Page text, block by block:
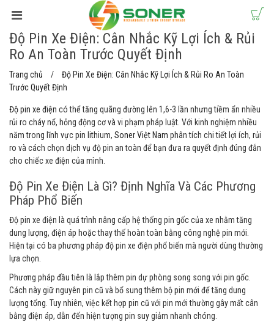
Độ Pin Xe Điện: Cân Nhắc Kỹ Lợi Ích & Rủi
Ro An Toàn Trước Quyết Định
Trang chủ
Độ Pin Xe Điện: Cân Nhắc Kỹ Lợi Ích & Rủi Ro An Toàn
Trước Quyết Định
Độ pin xe điện có thể tăng quãng đường lên 1,6-3 lần nhưng tiềm ẩn nhiều
rủi ro cháy nổ, hỏng động cơ và vi phạm pháp luật. Với kinh nghiệm nhiều
năm trong lĩnh vực pin lithium, Soner Việt Nam phân tích chi tiết lợi ích, rủi
ro và cách chọn dịch vụ độ pin an toàn để bạn đưa ra quyết định đúng đắn
cho chiếc xe điện của mình.
Độ Pin Xe Điện Là Gì? Định Nghĩa Và Các Phương
Pháp Phổ Biến
Độ pin xe điện là quá trình nâng cấp hệ thống pin gốc của xe nhằm tăng
dung lượng, điện áp hoặc thay thế hoàn toàn bằng công nghệ pin mới.
Hiện tại có ba phương pháp độ pin xe điện phổ biến mà người dùng thường
lựa chọn.
Phương pháp đầu tiên là lắp thêm pin dự phòng song song với pin gốc.
Cách này giữ nguyên pin cũ và bổ sung thêm bộ pin mới để tăng dung
lượng tổng. Tuy nhiên, việc kết hợp pin cũ với pin mới thường gây mất cân
bằng điện áp, dẫn đến hiện tượng pin suy giảm nhanh chóng.